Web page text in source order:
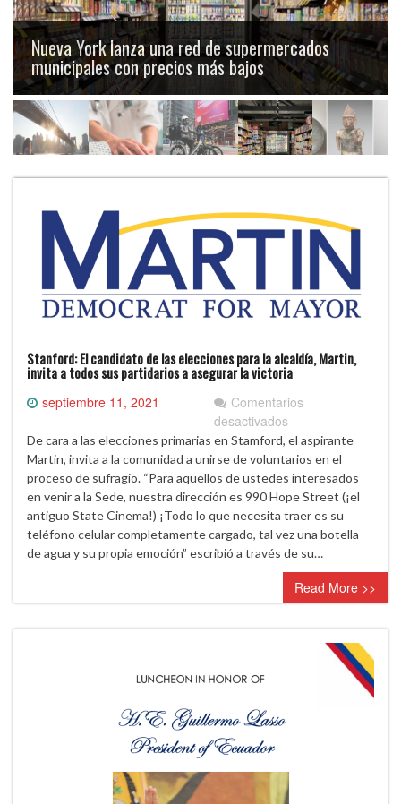
Nueva York lanza una red de supermercados
municipales con precios más bajos
Stanford: El candidato de las elecciones para la alcaldía, Martin,
invita a todos sus partidarios a asegurar la victoria
septiembre 11, 2021
Comentarios
desactivadosen
Stanford:
El
candidato
de
las
elecciones
para
la
alcaldía,
Martin,
invita
victoria
De cara a las elecciones primarias en Stamford, el aspirante
Martin, invita a la comunidad a unirse de voluntarios en el
proceso de sufragio. “Para aquellos de ustedes interesados
en venir a la Sede, nuestra dirección es 990 Hope Street (¡el
antiguo State Cinema!) ¡Todo lo que necesita traer es su
teléfono celular completamente cargado, tal vez una botella
de agua y su propia emoción” escribió a través de su…
Read More >>